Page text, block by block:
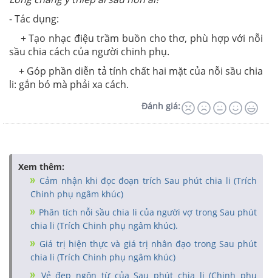
- Tác dụng:
+ Tạo nhạc điệu trầm buồn cho thơ, phù hợp với nỗi
sầu chia cách của người chinh phụ.
+ Góp phần diễn tả tính chất hai mặt của nỗi sầu chia
li: gắn bó mà phải xa cách.
Đánh giá:
Xem thêm:
Cảm nhận khi đọc đoạn trích Sau phút chia li (Trích
Chinh phụ ngâm khúc)
Phân tích nỗi sầu chia li của người vợ trong Sau phút
chia li (Trích Chinh phụ ngâm khúc).
Giá trị hiện thực và giá trị nhân đạo trong Sau phút
chia li (Trích Chinh phụ ngâm khúc)
Vẻ đẹp ngôn từ của Sau phút chia li (Chinh phụ